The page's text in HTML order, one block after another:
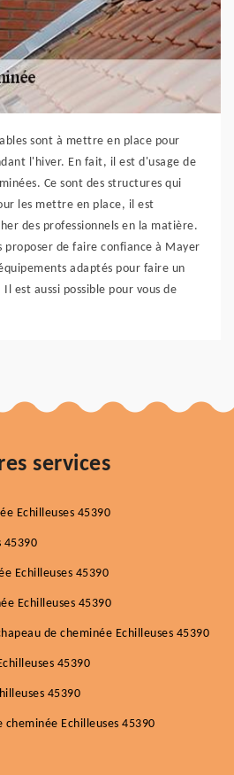
sont à mettre en place pour
l'hiver. En fait, il est d'usage de
Ce sont des structures qui
les mettre en place, il est
des professionnels en la matière.
proposer de faire confiance à Mayer
adaptés pour faire un
est aussi possible pour vous de
services
Echilleuses 45390
45390
Echilleuses 45390
Echilleuses 45390
de cheminée Echilleuses 45390
45390
45390
Echilleuses 45390